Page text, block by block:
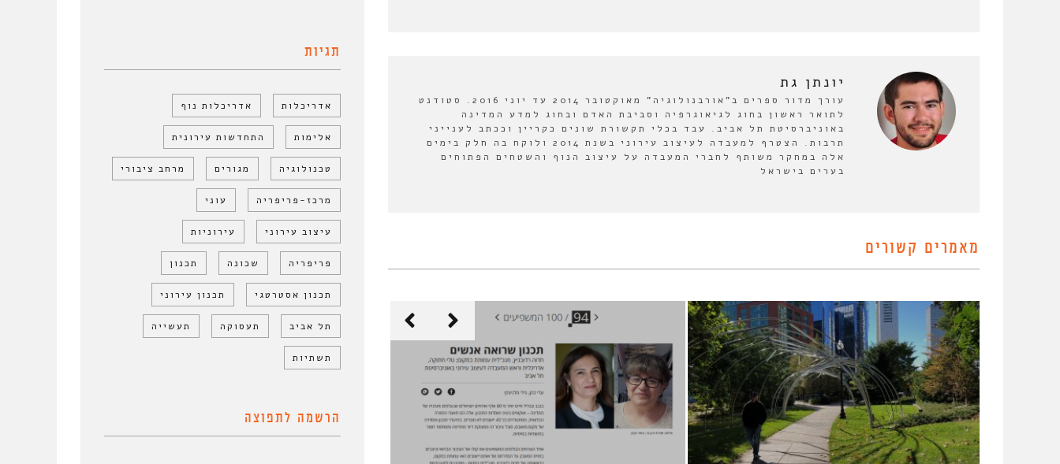
יונתן גת
עורך מדור ספרים ב"אורבנולוגיה" מאוקטובר 2014 עד יוני 2016. סטודנט
לתואר ראשון בחוג לגיאוגרפיה וסביבת האדם ובחוג למדע המדינה
באוניברסיטת תל אביב. עבד בכלי תקשורת שונים כקריין וככתב לענייני
תרבות. הצטרף למעבדה לעיצוב עירוני בשנת 2014 ולוקח בה חלק בימים
אלה במחקר משותף לחברי המעבדה על עיצוב הנוף והשטחים הפתוחים
בערים בישראל
מאמרים קשורים
תגיות
אדריכלות אדריכלות נוף
אלימות התחדשות עירונית
טכנולוגיה מגורים מרחב ציבורי
מרכז-פריפריה עוני
עיצוב עירוני עירוניות
פריפריה שכונה תכנון
תכנון אסטרטגי תכנון עירוני
תל אביב תעסוקה תעשייה
תשתיות
הרשמה לתפוצה